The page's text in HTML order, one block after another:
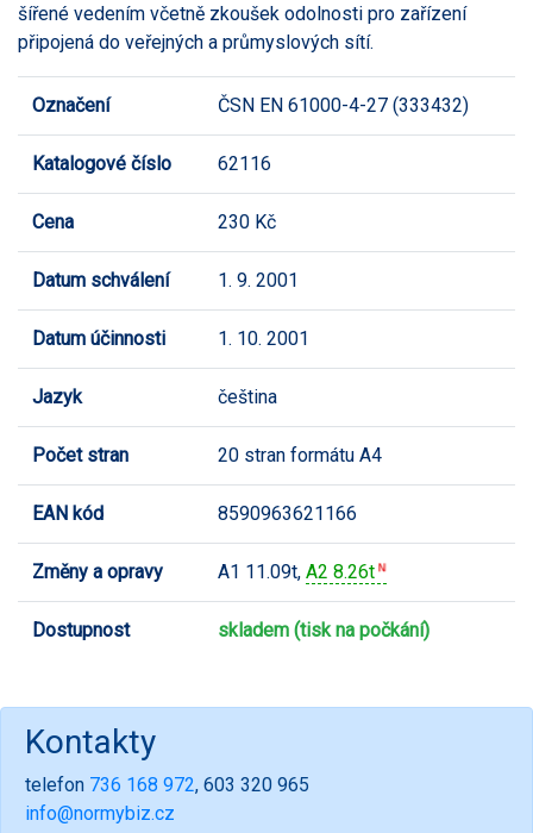
šířené vedením včetně zkoušek odolnosti pro zařízení
připojená do veřejných a průmyslových sítí.
Označení ČSN EN 61000-4-27 (333432)
Katalogové číslo 62116
Cena 230 Kč
Datum schválení 1. 9. 2001
Datum účinnosti 1. 10. 2001
Jazyk čeština
Počet stran 20 stran formátu A4
EAN kód 8590963621166
Změny a opravy A1 11.09t, A2 8.26t
Dostupnost skladem (tisk na počkání)
Kontakty
telefon 736 168 972, 603 320 965
info@normybiz.cz